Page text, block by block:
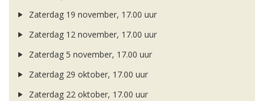
Zaterdag 19 november, 17.00 uur
Zaterdag 12 november, 17.00 uur
Zaterdag 5 november, 17.00 uur
Zaterdag 29 oktober, 17.00 uur
Zaterdag 22 oktober, 17.00 uur